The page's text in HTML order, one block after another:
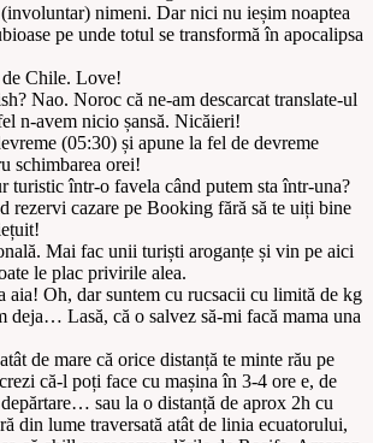
nimeni. Dar nici nu ieșim noaptea
pe unde totul se transformă în apocalipsa
Chile. Love!
Nao. Noroc că ne-am descarcat translate-ul
n-avem nicio șansă. Nicăieri!
(05:30) și apune la fel de devreme
schimbarea orei!
turistic într-o favela când putem sta într-una?
rezervi cazare pe Booking fără să te uiți bine
Mai fac unii turiști aroganțe și vin pe aici
le plac privirile alea.
aia! Oh, dar suntem cu rucsacii cu limită de kg
deja… Lasă, că o salvez să-mi facă mama una
de mare că orice distanță te minte rău pe
că-l poți face cu mașina în 3-4 ore e, de
sau la o distanță de aprox 2h cu
din lume traversată atât de linia ecuatorului,